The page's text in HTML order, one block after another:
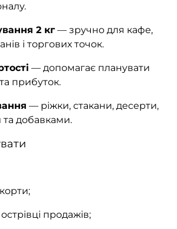
2 кг— зручно для кафе,
і торгових точок.
— допомагає планувати
прибуток.
— ріжки, стакани, десерти,
добавками.
продажів;